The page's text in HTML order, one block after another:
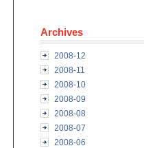
Archives
2008-12
2008-11
2008-10
2008-09
2008-08
2008-07
2008-06